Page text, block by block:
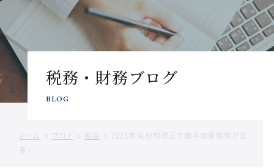
サービス紹介
事例紹介
税務・財務を学ぶ
CONTACT US
税務・財務ブログ
BLOG
ホーム > ブログ > 相続 > 2023年度税制改正で贈与加算期間が延
長！